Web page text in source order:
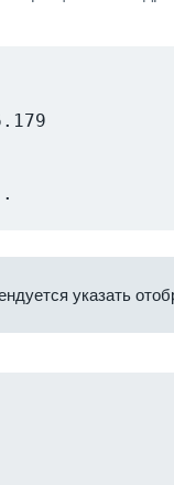
указать